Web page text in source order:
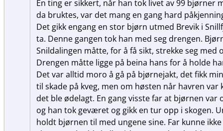
En ting er sikkert, når han tok livet av 99
da bruktes, var det mang en gang hard
Det gikk engang en stor bjørn utmed Brevik i
ta. Denne gangen tok han med seg drengen.
Snildalingen måtte, for å få sikt, strekke seg
Drengen måtte ligge på beina hans for å holde
Det var alltid moro å gå på bjørnejakt, det fikk
til skade på kveg, men om høsten når havren
det ble ødelagt. En gang visste far at bjørnen
og han tok geværet og gikk en tur opp i skogen.
holdt bjørnen til med ungene sine. Far kunne